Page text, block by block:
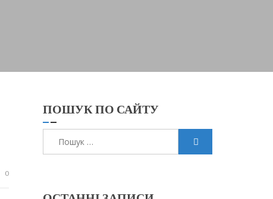
0
ПОШУК ПО САЙТУ